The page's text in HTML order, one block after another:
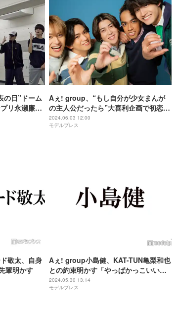
の日”ドーム
リ永瀬廉・
Aぇ! group、“もし自分が少女まんが
の主人公だったら”大喜利企画で初恋物
語誕生？「ちゃお」初登場
2024.06.03 12:00
モデルプレス
敬太、自身
輩明かす
Aぇ! group小島健、KAT-TUN亀梨和也
との約束明かす「やっぱかっこいいで
すよね」
2024.05.30 13:14
モデルプレス